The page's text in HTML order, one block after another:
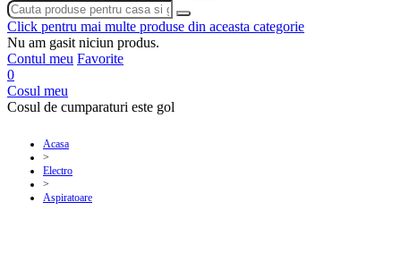
Click pentru mai multe produse din aceasta categorie
Nu am gasit niciun produs.
Contul meu Favorite
0
Cosul meu
Cosul de cumparaturi este gol
Acasa
>
Electro
>
Aspiratoare